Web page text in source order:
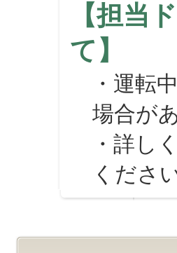
【担当
て】
・運転
場合が
・詳し
くださ